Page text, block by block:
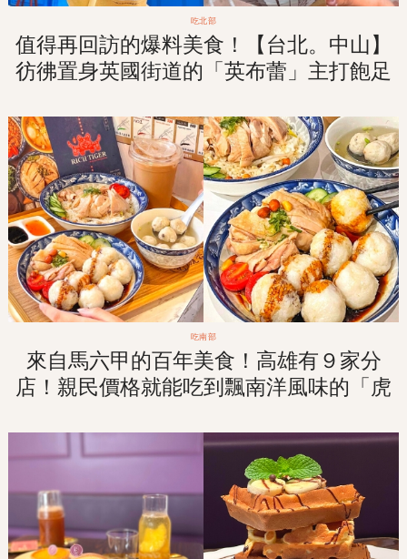
吃北部
值得再回訪的爆料美食！【台北。中山】
彷彿置身英國街道的「英布蕾」主打飽足
吃南部
來自馬六甲的百年美食！高雄有９家分
店！親民價格就能吃到飄南洋風味的「虎